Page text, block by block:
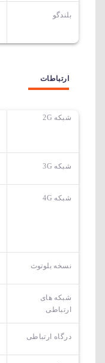
بلندگو
ارتباطات
شبکه 2G
شبکه 3G
شبکه 4G
نسخه بلوتوث
شبکه های
ارتباطی
درگاه ارتباطی